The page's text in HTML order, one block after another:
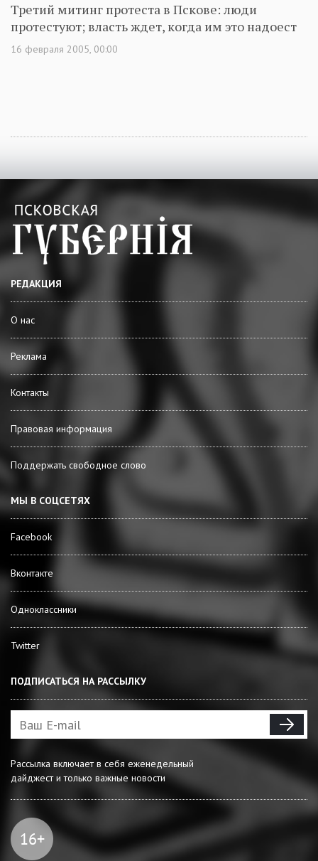
Третий митинг протеста в Пскове: люди
протестуют; власть ждет, когда им это надоест
16 февраля 2005, 00:00
РЕДАКЦИЯ
О нас
Реклама
Контакты
Правовая информация
Поддержать свободное слово
МЫ В СОЦСЕТЯХ
Facebook
Вконтакте
Одноклассники
Twitter
ПОДПИСАТЬСЯ НА РАССЫЛКУ
Рассылка включает в себя еженедельный
дайджест и только важные новости